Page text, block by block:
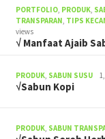
PORTFOLIO, PRODUK,
TRANSPARAN, TIPS
views
√ Manfaat Ajaib
PRODUK, SABUN SUSU
√Sabun Kopi
PRODUK, SABUN